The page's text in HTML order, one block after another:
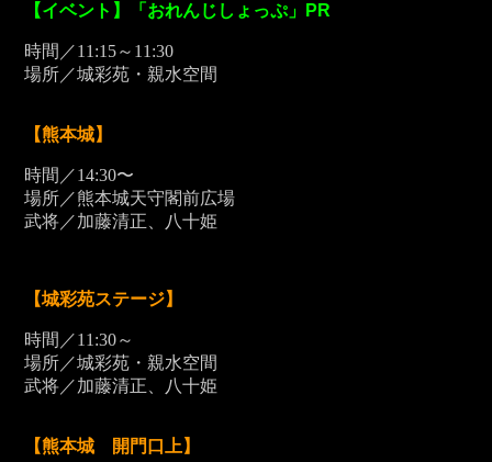
【イベント】「おれんじしょっぷ」PR
時間／11:15～11:30
場所／城彩苑・親水空間
【熊本城】
時間／14:30〜
場所／熊本城天守閣前広場
武将／加藤清正、八十姫
【城彩苑ステージ】
時間／11:30～
場所／城彩苑・親水空間
武将／加藤清正、八十姫
【熊本城 開門口上】